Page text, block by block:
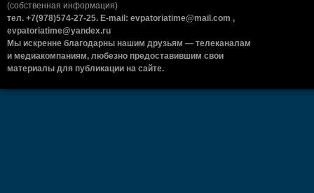
(собственная информация)
тел. +7(978)574-27-25. E-mail: evpatoriatime@mail.com ,
evpatoriatime@yandex.ru
Мы искренне благодарны нашим друзьям — телеканалам
и медиакомпаниям, любезно предоставившим свои
материалы для публикации на сайте.